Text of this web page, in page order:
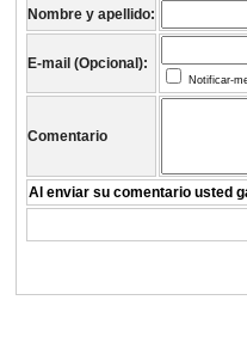
Nombre y apellido:
E-mail (Opcional):
Notificar-
Comentario
Al enviar su comentario usted